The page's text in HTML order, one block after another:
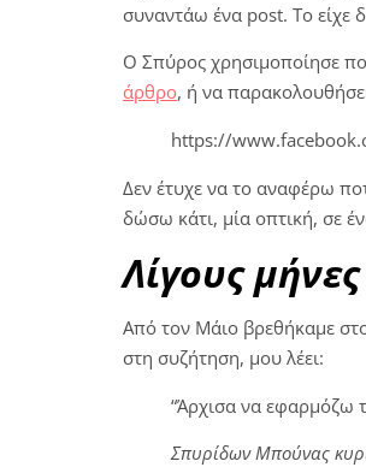
συναντάω ένα post. Το είχε
Ο Σπύρος χρησιμοποίησε
άρθρο, ή να
https://
Δεν έτυχε να το αναφέρω
δώσω κάτι, μία οπτική, σε
Λίγους
Από τον Μάιο βρεθήκαμε
στη συζήτηση, μου λέει:
“Άρχισα να εφαρμόζω
Σπυρίδων Μπούνας